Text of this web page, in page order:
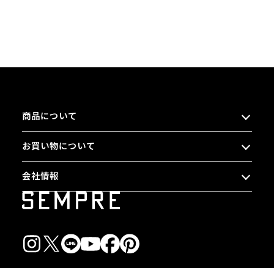
商品について
お買い物について
会社情報